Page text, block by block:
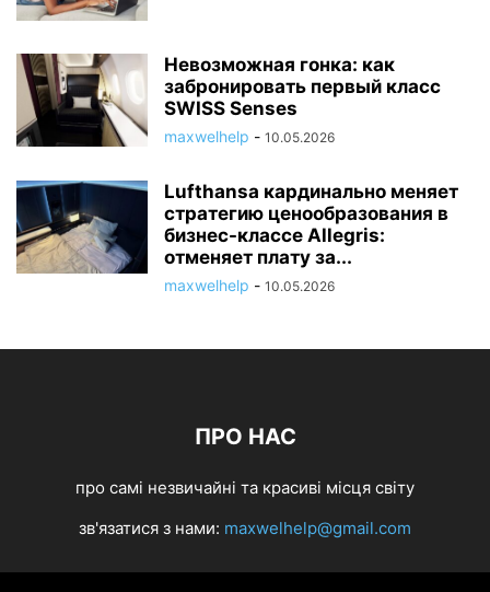
Невозможная гонка: как
забронировать первый класс
SWISS Senses
maxwelhelp - 10.05.2026
Lufthansa кардинально меняет
стратегию ценообразования в
бизнес-классе Allegris:
отменяет плату за...
maxwelhelp - 10.05.2026
ПРО НАС
про самі незвичайні та красиві місця світу
зв'язатися з нами: maxwelhelp@gmail.com